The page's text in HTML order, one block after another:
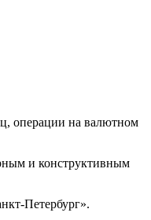
операции на валютном
и конструктивным
Петербург».